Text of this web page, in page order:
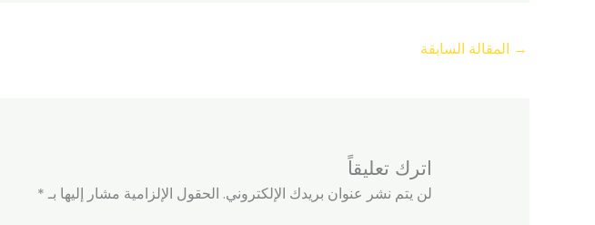
→ المقالة السابقة
اترك تعليقاً
لن يتم نشر عنوان بريدك الإلكتروني. الحقول الإلزامية مشار إليها بـ *